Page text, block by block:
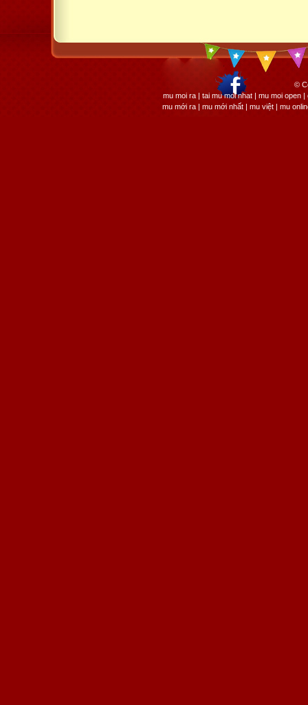
©
mu moi ra | tai mu moi nhat | mu moi open
mu mới ra | mu mới nhất | mu việt | mu